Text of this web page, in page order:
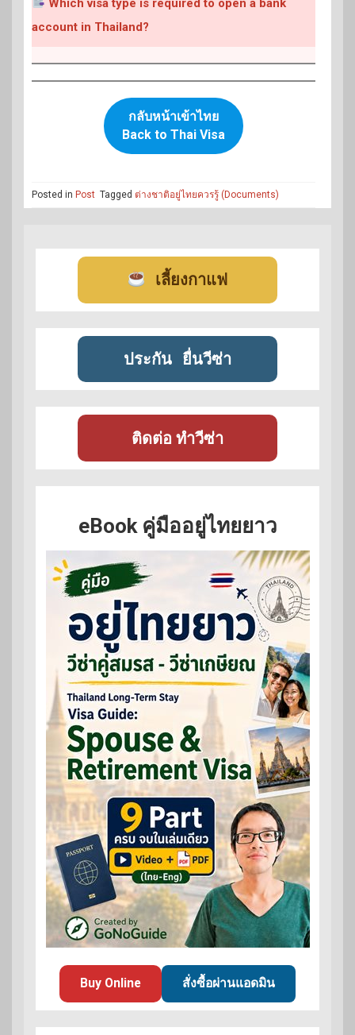
Which visa type is required to open a bank
account in Thailand?
กลับหน้าเข้าไทย
Back to Thai Visa
Posted in Post Tagged ต่างชาติอยู่ไทยควรรู้ (Documents)
เลี้ยงกาแฟ
ประกัน ยื่นวีซ่า
ติดต่อ ทำวีซ่า
eBook คู่มืออยู่ไทยยาว
Buy Online สั่งซื้อผ่านแอดมิน